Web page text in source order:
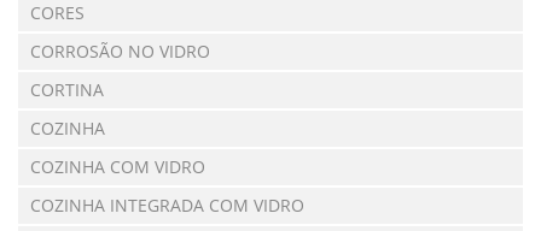
CORES
CORROSÃO NO VIDRO
CORTINA
COZINHA
COZINHA COM VIDRO
COZINHA INTEGRADA COM VIDRO